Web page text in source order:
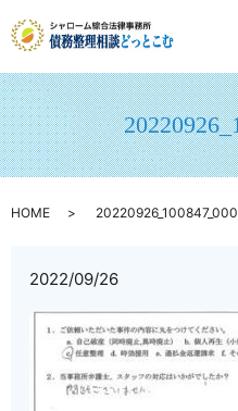
HOME
2022/09/26